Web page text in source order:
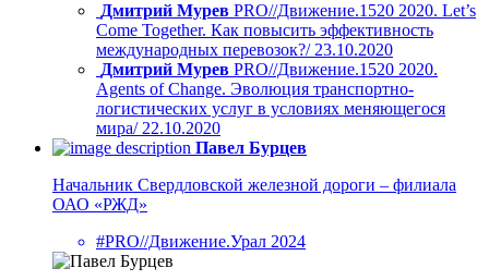
Дмитрий Мурев PRO//Движение.1520 2020. Let’s
Come Together. Как повысить эффективность
международных перевозок?/ 23.10.2020
Дмитрий Мурев PRO//Движение.1520 2020.
Agents of Change. Эволюция транспортно-
логистических услуг в условиях меняющегося
мира/ 22.10.2020
Павел Бурцев
Начальник Свердловской железной дороги – филиала
ОАО «РЖД»
#PRO//Движение.Урал 2024